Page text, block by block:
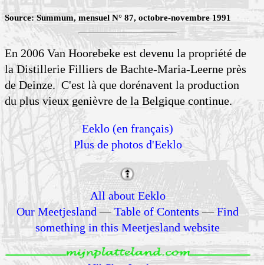
Source: Summum, mensuel N° 87, octobre-novembre 1991
En 2006 Van Hoorebeke est devenu la propriété de
la Distillerie Filliers de Bachte-Maria-Leerne près
de Deinze. C'est là que dorénavent la production
du plus vieux genièvre de la Belgique continue.
Eeklo (en français)
Plus de photos d'Eeklo
All about Eeklo
Our Meetjesland—Table of Contents—Find
something in this Meetjesland website